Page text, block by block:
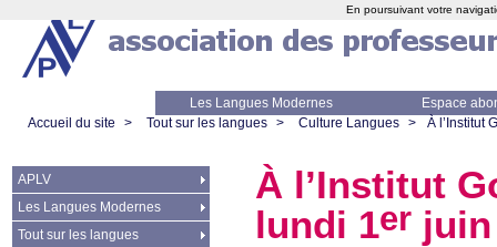
Les Langues Modernes
Espace
Accueil du site
> Tout sur les langues > Culture Langues > À l’Institut
À l’Institut
lundi 1er juin
APLV
Les Langues Modernes
Tout sur les langues
En poursuivant votre